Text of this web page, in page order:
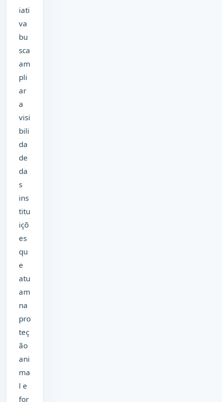
iati
va
bu
sca
am
pli
ar
a
visi
bili
da
de
da
s
ins
titu
içõ
es
qu
e
atu
am
na
pro
teç
ão
ani
ma
l e
for